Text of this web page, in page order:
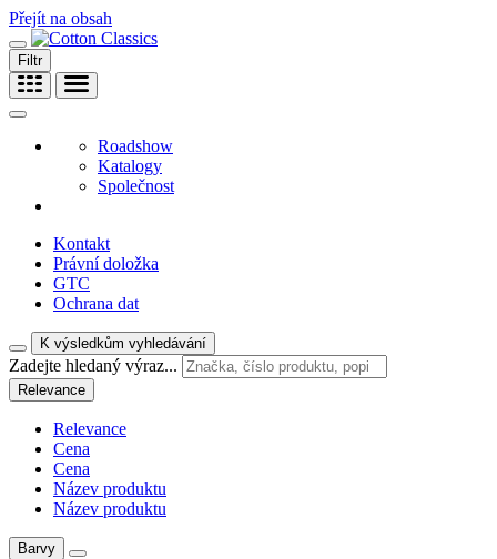
Přejít na obsah
Filtr
Roadshow
Katalogy
Společnost
Kontakt
Právní doložka
GTC
Ochrana dat
K výsledkům vyhledávání
Zadejte hledaný výraz...
Relevance
Relevance
Cena
Cena
Název produktu
Název produktu
Barvy